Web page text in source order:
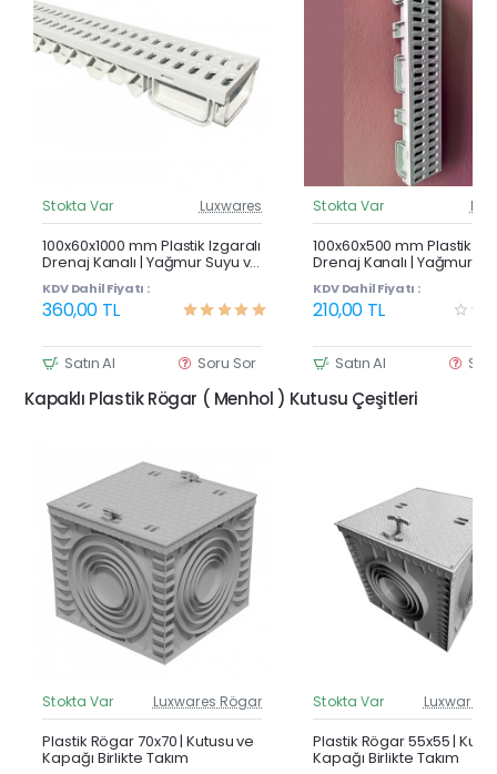
Güncel Fiyat
Çok Satan
Stokta Var Luxwares
100x60x1000 mm Plastik Izgaralı
Drenaj Kanalı | Yağmur Suyu ve
Havuz Kenarı Oluğu
KDV Dahil Fiyatı :
360,00 TL
Satın Al Soru Sor
Stokta Var
100x60x500 mm Plastik
Drenaj Kanalı | Yağmur
Havuz Kenarı Oluğu
KDV Dahil Fiyatı :
210,00 TL
Satın Al
Kapaklı Plastik Rögar ( Menhol ) Kutusu Çeşitleri
Güncel Fiyat
Yeni Ürün
Stokta Var Luxwares Rögar
Plastik Rögar 70x70 | Kutusu ve
Kapağı Birlikte Takım
Stokta Var Luxwares
Plastik Rögar 55x55 |
Kapağı Birlikte Takım